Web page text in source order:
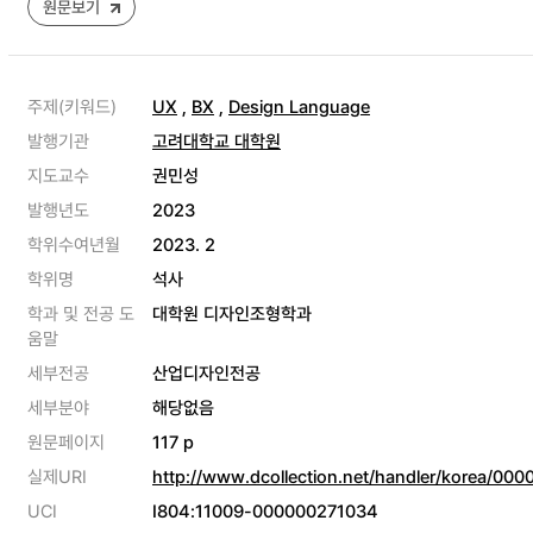
원문보기
주제(키워드) UX , BX , Design Language
발행기관
고려대학교 대학원
지도교수
권민성
발행년도
2023
학위수여년월
2023. 2
학위명
석사
학과 및 전공 도
움말
대학원 디자인조형학과
세부전공
산업디자인전공
세부분야
해당없음
원문페이지
117 p
실제URI
http://www.dcollection.net/handler/korea/
UCI
I804:11009-000000271034